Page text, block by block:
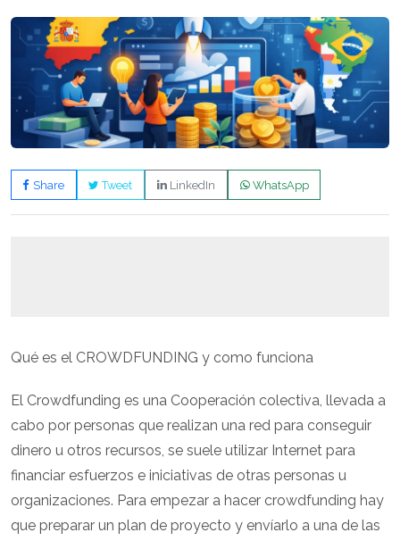
Share Tweet LinkedIn WhatsApp
Qué es el CROWDFUNDING y como funciona
El Crowdfunding es una Cooperación colectiva, llevada a
cabo por personas que realizan una red para conseguir
dinero u otros recursos, se suele utilizar Internet para
financiar esfuerzos e iniciativas de otras personas u
organizaciones. Para empezar a hacer crowdfunding hay
que preparar un plan de proyecto y envíarlo a una de las